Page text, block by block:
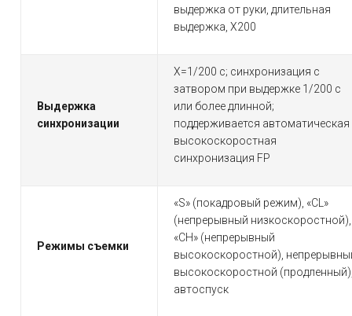
выдержка от руки, длительная
выдержка, X200
Выдержка
синхронизации
X=1/200 с; синхронизация с
затвором при выдержке 1/200 с
или более длинной;
поддерживается автоматическая
высокоскоростная
синхронизация FP
Режимы съемки
«S» (покадровый режим), «CL»
(непрерывный низкоскоростной),
«CH» (непрерывный
высокоскоростной),
высокоскоростной
автоспуск